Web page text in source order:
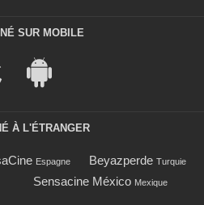
SUR MOBILE
À L'ÉTRANGER
Espagne Beyazperde Turquie
Sensacine México Mexique